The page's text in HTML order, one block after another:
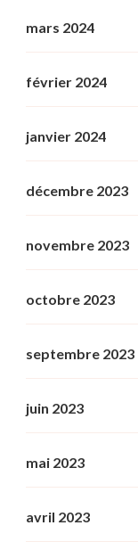
mars 2024
février 2024
janvier 2024
décembre 2023
novembre 2023
octobre 2023
septembre 2023
juin 2023
mai 2023
avril 2023